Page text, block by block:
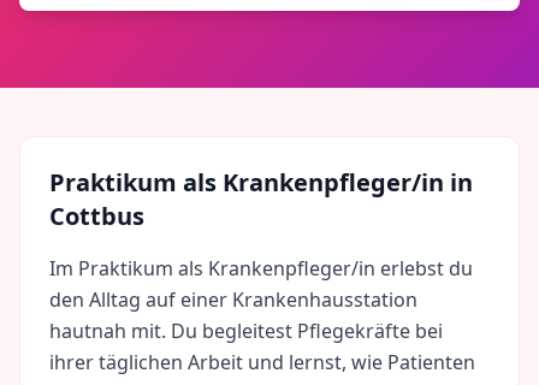
Praktikum als Krankenpfleger/in in
Cottbus
Im Praktikum als Krankenpfleger/in erlebst du
den Alltag auf einer Krankenhausstation
hautnah mit. Du begleitest Pflegekräfte bei
ihrer täglichen Arbeit und lernst, wie Patienten